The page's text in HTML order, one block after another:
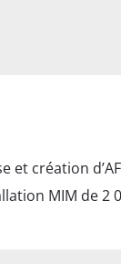
et création
MIM de